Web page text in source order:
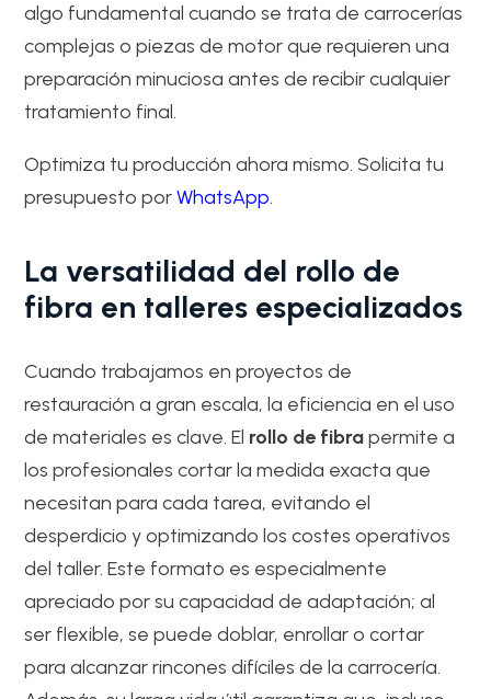
algo fundamental cuando se trata de carrocerías
complejas o piezas de motor que requieren una
preparación minuciosa antes de recibir cualquier
tratamiento final.
Optimiza tu producción ahora mismo. Solicita tu
presupuesto porWhatsApp.
La versatilidad del rollo de
fibra en talleres especializados
Cuando trabajamos en proyectos de
restauración a gran escala, la eficiencia en el uso
de materiales es clave. El rollo de fibrapermite a
los profesionales cortar la medida exacta que
necesitan para cada tarea, evitando el
desperdicio y optimizando los costes operativos
del taller. Este formato es especialmente
apreciado por su capacidad de adaptación; al
ser flexible, se puede doblar, enrollar o cortar
para alcanzar rincones difíciles de la carrocería.